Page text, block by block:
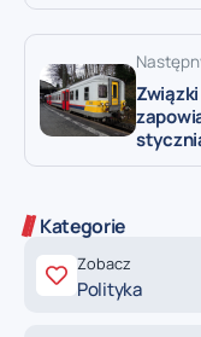
Kategorie
Zobacz
Polityka